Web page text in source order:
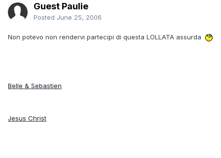
Guest Paulie
Posted June 25, 2006
Non potevo non rendervi partecipi di questa LOLLATA assurda
Belle & Sebastien
Jesus Christ